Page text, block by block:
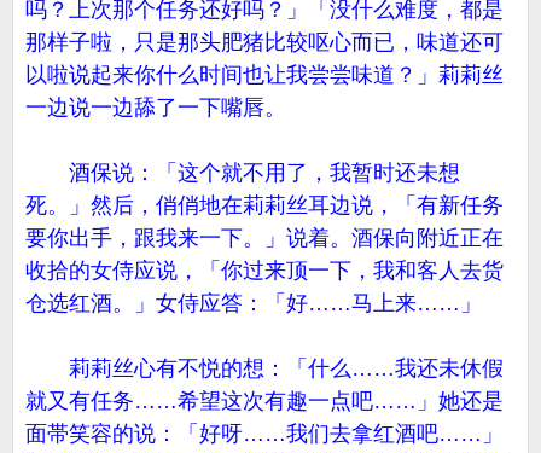
吗？上次那个任务还好吗？」「没什么难度，都是
那样子啦，只是那头肥猪比较呕心而已，味道还可
以啦说起来你什么时间也让我尝尝味道？」莉莉丝
一边说一边舔了一下嘴唇。
酒保说：「这个就不用了，我暂时还未想
死。」然后，俏俏地在莉莉丝耳边说，「有新任务
要你出手，跟我来一下。」说着。酒保向附近正在
收拾的女侍应说，「你过来顶一下，我和客人去货
仓选红酒。」女侍应答：「好……马上来……」
莉莉丝心有不悦的想：「什么……我还未休假
就又有任务……希望这次有趣一点吧……」她还是
面帯笑容的说：「好呀……我们去拿红酒吧……」